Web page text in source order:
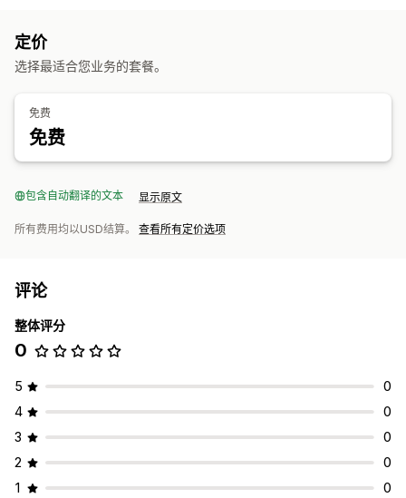
定价
选择最适合您业务的套餐。
免费
免费
包含自动翻译的文本 显示原文
所有费用均以USD结算。 查看所有定价选项
评论
整体评分
0
5
0
4
0
3
0
2
0
1
0